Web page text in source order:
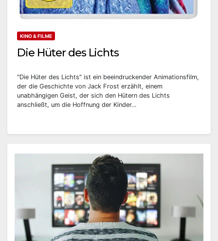
KINO & FILME
Die Hüter des Lichts
"Die Hüter des Lichts" ist ein beeindruckender Animationsfilm,
der die Geschichte von Jack Frost erzählt, einem
unabhängigen Geist, der sich den Hütern des Lichts
anschließt, um die Hoffnung der Kinder…